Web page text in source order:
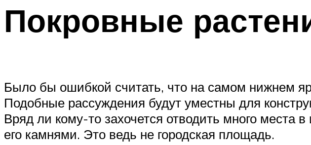
Покровные
Было бы ошибкой считать, что на самом нижнем
Подобные рассуждения будут уместны для
Вряд ли кому-то захочется отводить много места
его камнями. Это ведь не городская площадь.